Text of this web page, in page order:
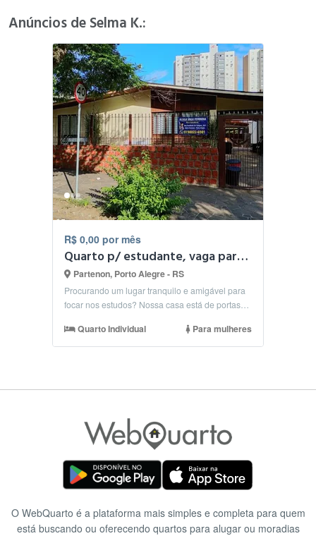
Anúncios de Selma K.:
R$ 0,00 por mês
Quarto p/ estudante, vaga para roommate
Partenon, Porto Alegre - RS
Procurando um lugar tranquilo e amigável para
focar nos estudos? Nossa casa está de portas
Quarto Individual Para mulheres
O WebQuarto é a plataforma mais simples e completa para quem
está buscando ou oferecendo quartos para alugar ou moradias